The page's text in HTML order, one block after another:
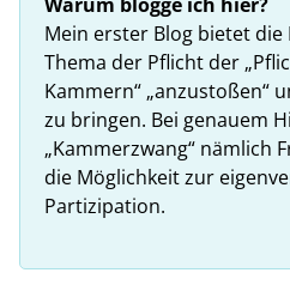
Mein erster Blog bietet die
Thema der Pflicht der
Kammern“ „anzustoßen“
zu bringen. Bei genauem
„Kammerzwang“ nämlich
die Möglichkeit zur
Partizipation.